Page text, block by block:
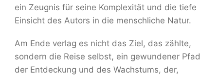
ein Zeugnis für seine Komplexität und die tiefe
Einsicht des Autors in die menschliche Natur.
Am Ende verlag es nicht das Ziel, das zählte,
sondern die Reise selbst, ein gewundener Pfad
der Entdeckung und des Wachstums, der,